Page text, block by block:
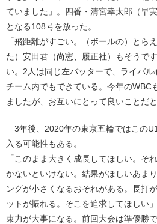
ていました」。四番・清宮幸太郎（早
となる108号を放った。
「飛距離がすごい。（ボールの）とら
た）安田君（尚憲、履正社）もそうで
い。2人は同じ左バッターで、ライバ
チーム内でもできている。今年のWBC
ましたが、お互いにとって良いことだと
3年後、2020年の東京五輪ではこの
入る可能性もある。
「このまま大きく成長してほしい。そ
かないといけない。結果がほしいあま
ングが小さくなるおそれがある。長打
ットが振れる。そこを追求してほしい
束力が大事になる。前回大会は準優勝